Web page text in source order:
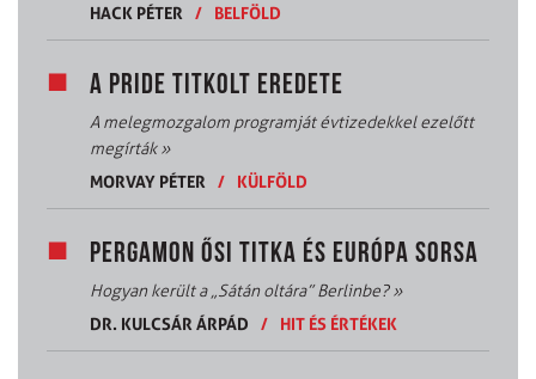
HACK PÉTER
/ BELFÖLD
A PRIDE TITKOLT EREDETE
A melegmozgalom programját évtizedekkel ezelőtt
megírták»
MORVAY PÉTER
/ KÜLFÖLD
PERGAMON ŐSI TITKA ÉS EURÓPA SORSA
Hogyan került a „Sátán oltára” Berlinbe?»
DR. KULCSÁR ÁRPÁD
/ HIT ÉS ÉRTÉKEK